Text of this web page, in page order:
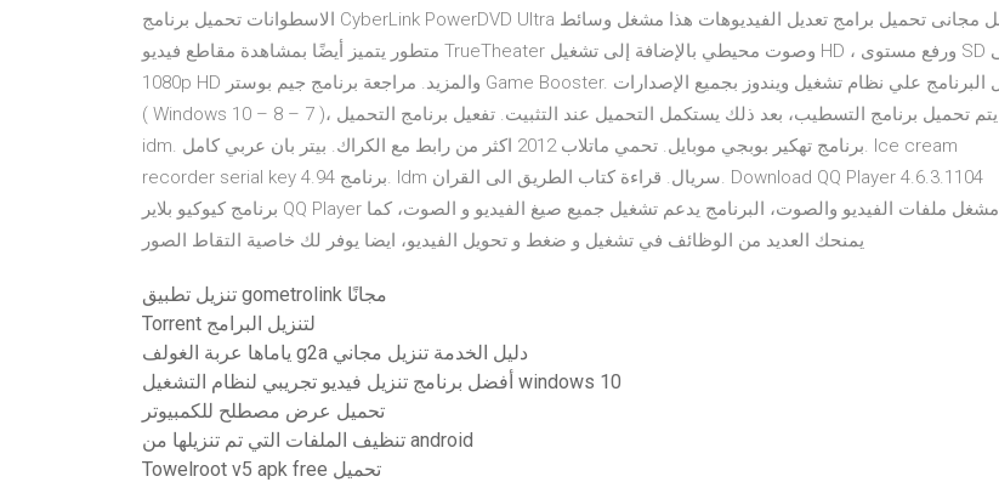
الاسطوانات تحميل برنامج CyberLink PowerDVD Ultra كامل مجانى تحميل برامج تعديل الفيديوهات هذا مشغل وسائط
متطور يتميز أيضًا بمشاهدة مقاطع فيديو TrueTheater وصوت محيطي بالإضافة إلى تشغيل HD ، ورفع مستوى SD إلى
1080p HD والمزيد. مراجعة برنامج جيم بوستر Game Booster. يعمل البرنامج علي نظام تشغيل ويندوز بجميع الإصدارات
( Windows 10 – 8 – 7 )، كما يتم تحميل برنامج التسطيب، بعد ذلك يستكمل التحميل عند التثبيت. تفعيل برنامج التحميل
idm. برنامج تهكير بوبجي موبايل. تحمي ماتلاب 2012 اكثر من رابط مع الكراك. بيتر بان عربي كامل. Ice cream
recorder serial key 4.94 برنامج. Idm سريال. قراءة كتاب الطريق الى القران. Download QQ Player 4.6.3.1104
برنامج كيوكيو بلاير QQ Player مشغل ملفات الفيديو والصوت، البرنامج يدعم تشغيل جميع صيغ الفيديو و الصوت، كما
يمنحك العديد من الوظائف في تشغيل و ضغط و تحويل الفيديو، ايضا يوفر لك خاصية التقاط الصور
تنزيل تطبيق gometrolink مجانًا
Torrent لتنزيل البرامج
ياماها عربة الغولف g2a دليل الخدمة تنزيل مجاني
أفضل برنامج تنزيل فيديو تجريبي لنظام التشغيل windows 10
تحميل عرض مصطلح للكمبيوتر
تنظيف الملفات التي تم تنزيلها من android
Towelroot v5 apk free تحميل